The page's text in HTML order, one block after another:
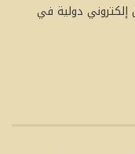
دولية في